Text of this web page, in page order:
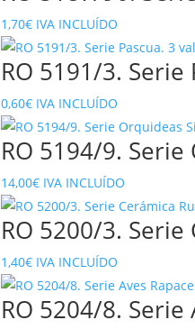
1,70€ IVA INCLUÍDO
RO 5191/3.
0,60€ IVA INCLUÍDO
RO 5194/9.
14,00€ IVA INCLUÍDO
RO 5200/3.
1,40€ IVA INCLUÍDO
RO 5204/8.